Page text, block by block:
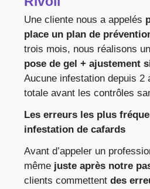
Une cliente nous a appelés
place un plan de
trois mois, nous réalisons un
pose de gel + ajustement
Aucune infestation depuis 2
totale avant les contrôles
Les erreurs les plus
infestation de cafards
Avant d’appeler un
même juste après notre
clients commettent des